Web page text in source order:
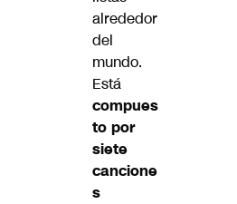
alrededor
del
mundo.
Está
compues
to por
siete
cancione
s